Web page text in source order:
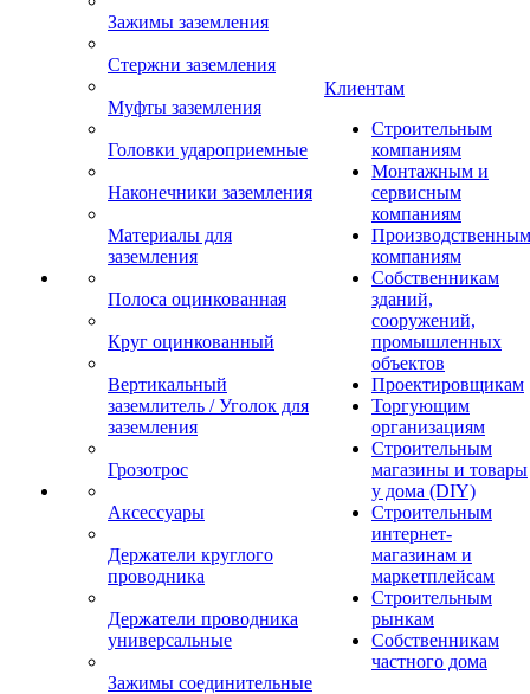
Зажимы заземления
Стержни заземления
Муфты заземления
Головки удароприемные
Наконечники заземления
Материалы для
заземления
Полоса оцинкованная
Круг оцинкованный
Вертикальный
заземлитель / Уголок для
заземления
Грозотрос
Аксессуары
Держатели круглого
проводника
Держатели проводника
универсальные
Зажимы соединительные
Клиентам
Строительным
компаниям
Монтажным и
сервисным
компаниям
Производственным
компаниям
Собственникам
зданий,
сооружений,
промышленных
объектов
Проектировщикам
Торгующим
организациям
Строительным
магазины и товары
у дома (DIY)
Строительным
интернет-
магазинам и
маркетплейсам
Строительным
рынкам
Собственникам
частного дома